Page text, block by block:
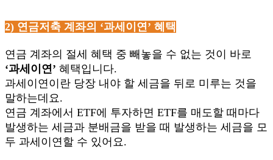
2) 연금저축 계좌의 ‘과세이연’ 혜택
연금 계좌의 절세 혜택 중 빼놓을 수 없는 것이 바로
‘과세이연’ 혜택입니다.
과세이연이란 당장 내야 할 세금을 뒤로 미루는 것을
말하는데요.
연금 계좌에서 ETF에 투자하면 ETF를 매도할 때마다
발생하는 세금과 분배금을 받을 때 발생하는 세금을 모
두 과세이연할 수 있어요.